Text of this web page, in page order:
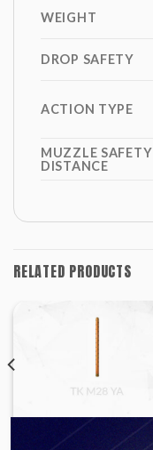
WEIGHT
DROP SAFETY
ACTION TYPE
MUZZLE SAFETY
DISTANCE
RELATED PRODUCTS
FUSES & GRANADES